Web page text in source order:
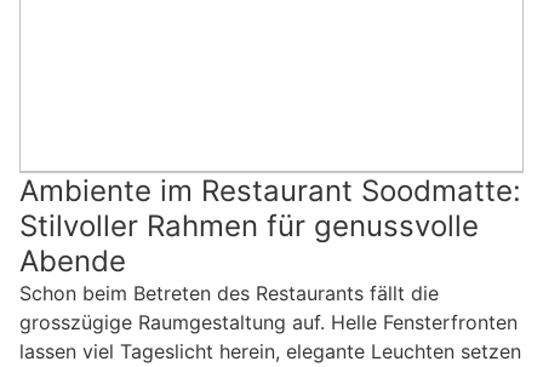
Ambiente im Restaurant Soodmatte:
Stilvoller Rahmen für genussvolle
Abende
Schon beim Betreten des Restaurants fällt die
grosszügige Raumgestaltung auf. Helle Fensterfronten
lassen viel Tageslicht herein, elegante Leuchten setzen